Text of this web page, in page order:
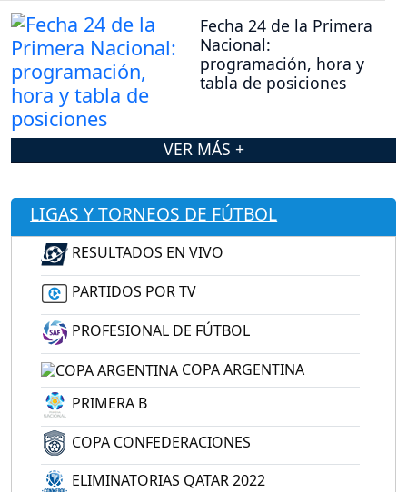
Fecha 24 de la Primera
Nacional:
programación, hora y
tabla de posiciones
VER MÁS +
LIGAS Y TORNEOS DE FÚTBOL
RESULTADOS EN VIVO
PARTIDOS POR TV
PROFESIONAL DE FÚTBOL
COPA ARGENTINA
PRIMERA B
COPA CONFEDERACIONES
ELIMINATORIAS QATAR 2022